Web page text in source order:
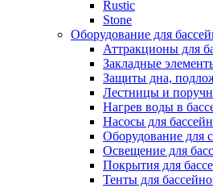
Rustic
Stone
Оборудование для
Аттракционы для
Закладные
Защиты дна,
Лестницы и
Нагрев воды в
Насосы для
Оборудование для
Освещение для
Покрытия для
Тенты для